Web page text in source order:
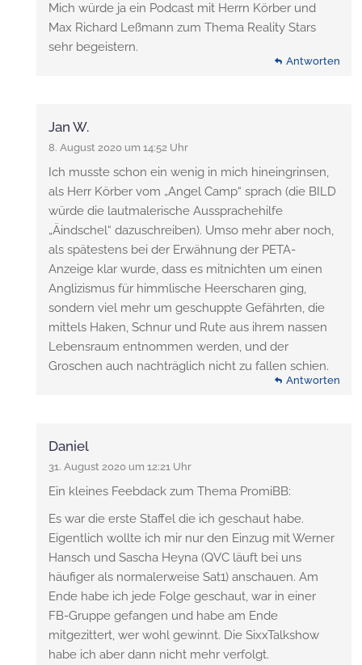
Mich würde ja ein Podcast mit Herrn Körber und
Max Richard Leßmann zum Thema Reality Stars
sehr begeistern.
Antworten
Jan W.
8. August 2020 um 14:52 Uhr
Ich musste schon ein wenig in mich hineingrinsen,
als Herr Körber vom „Angel Camp“ sprach (die BILD
würde die lautmalerische Aussprachehilfe
„Äindschel“ dazuschreiben). Umso mehr aber noch,
als spätestens bei der Erwähnung der PETA-
Anzeige klar wurde, dass es mitnichten um einen
Anglizismus für himmlische Heerscharen ging,
sondern viel mehr um geschuppte Gefährten, die
mittels Haken, Schnur und Rute aus ihrem nassen
Lebensraum entnommen werden, und der
Groschen auch nachträglich nicht zu fallen schien.
Antworten
Daniel
31. August 2020 um 12:21 Uhr
Ein kleines Feebdack zum Thema PromiBB:
Es war die erste Staffel die ich geschaut habe.
Eigentlich wollte ich mir nur den Einzug mit Werner
Hansch und Sascha Heyna (QVC läuft bei uns
häufiger als normalerweise Sat1) anschauen. Am
Ende habe ich jede Folge geschaut, war in einer
FB-Gruppe gefangen und habe am Ende
mitgezittert, wer wohl gewinnt. Die SixxTalkshow
habe ich aber dann nicht mehr verfolgt.